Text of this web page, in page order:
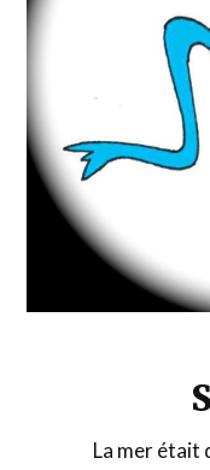
La mer était